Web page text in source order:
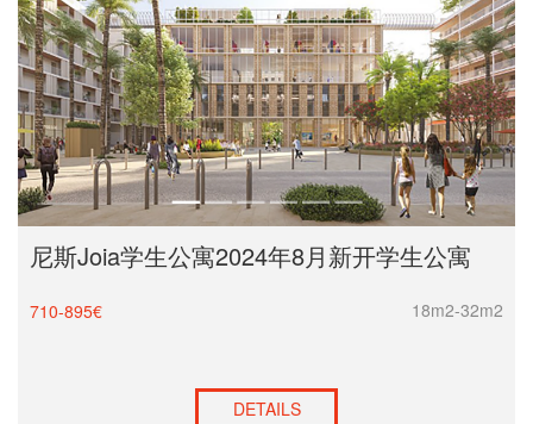
尼斯Joia学生公寓2024年8月新开学生公寓
710-895€ 18m2-32m2
DETAILS